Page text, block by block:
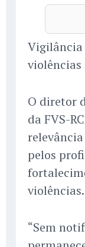
Vigilância
violências
O diretor
da FVS-
pelos
violências.
“Sem